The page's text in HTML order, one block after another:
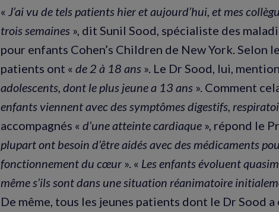
« J’ai vu de tels patients hier et aujourd’hui, et mes
trois semaines », dit Sunil Sood, spécialiste des
pour enfants Cohen’s Children de New York. Selon
patients ont « de 2 à 18 ans ». Le Dr Sood, lui,
adolescents, dont le plus jeune a 13 ans ». Comment
enfants viennent avec des symptômes digestifs,
accompagnés « d’une atteinte cardiaque », répond le
plupart ont besoin d’être aidés avec des médicaments
fonctionnement du cœur ». « Les enfants évoluent
même s’ils sont dans une situation réanimatoire
De même, tous les jeunes patients dont le Dr Sood